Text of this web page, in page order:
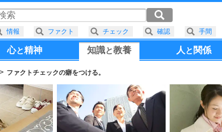
心と精神 知識と教養 人と 関係
ファクトチェックの癖をつける。
情報 ファクト チェック 確認 手間